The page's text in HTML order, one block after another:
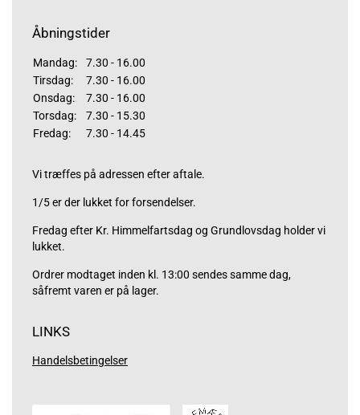
Åbningstider
Mandag:
7.30 - 16.00
Tirsdag:
7.30 - 16.00
Onsdag:
7.30 - 16.00
Torsdag:
7.30 - 15.30
Fredag:
7.30 - 14.45
Vi træffes på adressen efter aftale.
1/5 er der lukket for forsendelser.
Fredag efter Kr. Himmelfartsdag og Grundlovsdag holder vi
lukket.
Ordrer modtaget inden kl. 13:00 sendes samme dag,
såfremt varen er på lager.
LINKS
Handelsbetingelser